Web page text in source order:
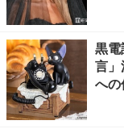
黒
言
へ